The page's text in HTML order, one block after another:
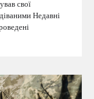
свої
Недавні